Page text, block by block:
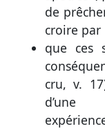
de
croire par
que ces
cru,v. 17
d’une